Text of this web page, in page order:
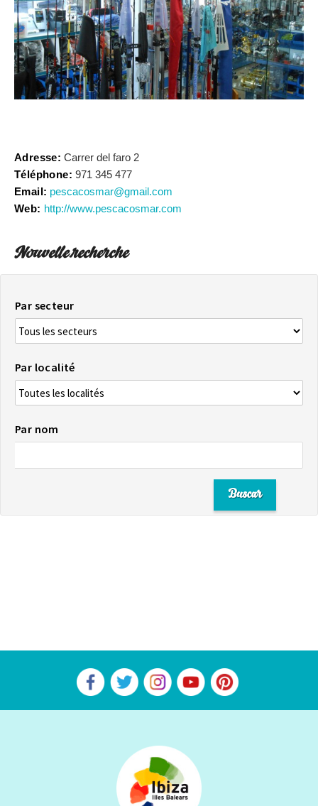
SUR LA CARTE
Arrivez toujours à destination
Adresse: Carrer del faro 2
Téléphone: 971 345 477
Email: pescacosmar@gmail.com
Web: http://www.pescacosmar.com
Nouvelle recherche
Par secteur
Par localité
Par nom